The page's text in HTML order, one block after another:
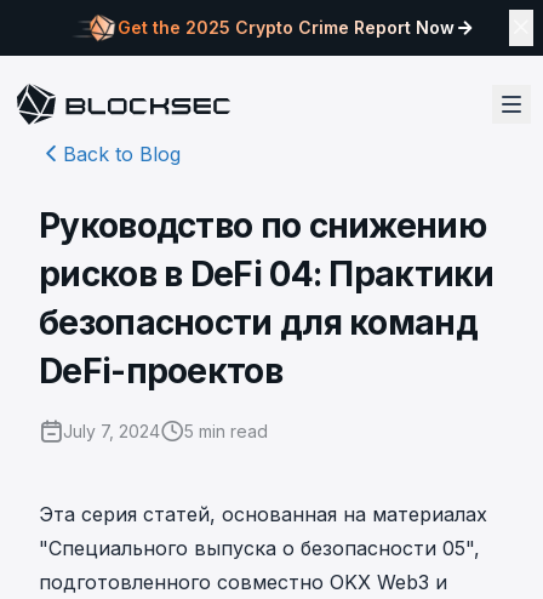
Get the 2025 Crypto Crime Report Now
Back to Blog
Руководство по снижению
рисков в DeFi 04: Практики
безопасности для команд
DeFi-проектов
July 7, 2024 5 min read
Эта серия статей, основанная на материалах
"Специального выпуска о безопасности 05",
подготовленного совместно OKX Web3 и